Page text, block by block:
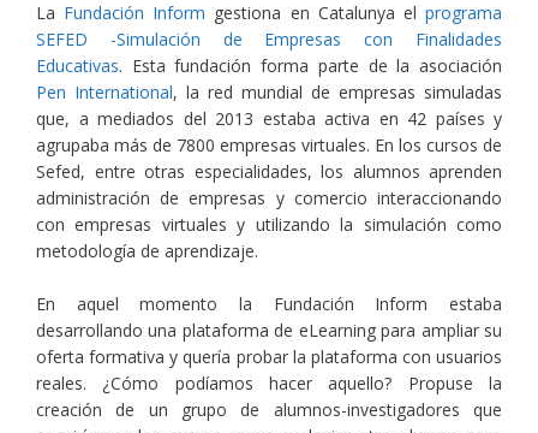
La Fundación Inform gestiona en Catalunya elprograma
SEFED -Simulación de Empresas con Finalidades
Educativas. Esta fundación forma parte de la asociación
Pen International, la red mundial de empresas simuladas
que, a mediados del 2013 estaba activa en 42 países y
agrupaba más de 7800 empresas virtuales. En los cursos de
Sefed, entre otras especialidades, los alumnos aprenden
administración de empresas y comercio interaccionando
con empresas virtuales y utilizando la simulación como
metodología de aprendizaje.
En aquel momento la Fundación Inform estaba
desarrollando una plataforma de eLearning para ampliar su
oferta formativa y quería probar la plataforma con usuarios
reales. ¿Cómo podíamos hacer aquello? Propuse la
creación de un grupo de alumnos-investigadores que